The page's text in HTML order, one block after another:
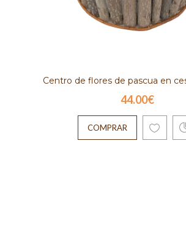
Centro de flores de pascua en
44.00€
COMPRAR